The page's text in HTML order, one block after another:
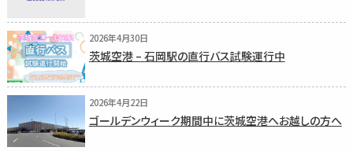
2026年4月30日
茨城空港 – 石岡駅の直行バス試験運行中
2026年4月22日
ゴールデンウィーク期間中に茨城空港へお越しの方へ